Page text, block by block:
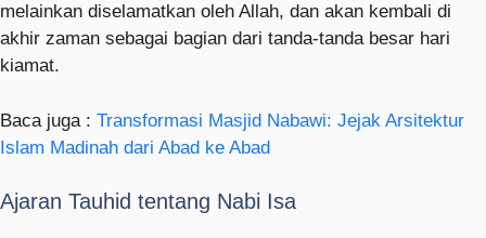
melainkan diselamatkan oleh Allah, dan akan kembali di
akhir zaman sebagai bagian dari tanda-tanda besar hari
kiamat.
Baca juga : Transformasi Masjid Nabawi: Jejak Arsitektur
Islam Madinah dari Abad ke Abad
Ajaran Tauhid tentang Nabi Isa